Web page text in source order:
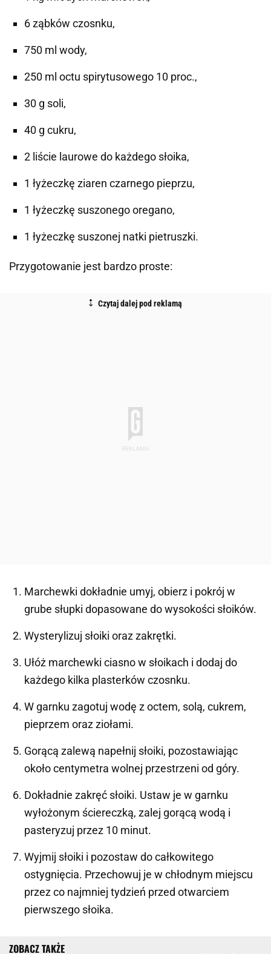
6 ząbków czosnku,
750 ml wody,
250 ml octu spirytusowego 10 proc.,
30 g soli,
40 g cukru,
2 liście laurowe do każdego słoika,
1 łyżeczkę ziaren czarnego pieprzu,
1 łyżeczkę suszonego oregano,
1 łyżeczkę suszonej natki pietruszki.
Przygotowanie jest bardzo proste:
Marchewki dokładnie umyj, obierz i pokrój w
grube słupki dopasowane do wysokości słoików.
Wysterylizuj słoiki oraz zakrętki.
Ułóż marchewki ciasno w słoikach i dodaj do
każdego kilka plasterków czosnku.
W garnku zagotuj wodę z octem, solą, cukrem,
pieprzem oraz ziołami.
Gorącą zalewą napełnij słoiki, pozostawiając
około centymetra wolnej przestrzeni od góry.
Dokładnie zakręć słoiki. Ustaw je w garnku
wyłożonym ściereczką, zalej gorącą wodą i
pasteryzuj przez 10 minut.
Wyjmij słoiki i pozostaw do całkowitego
ostygnięcia. Przechowuj je w chłodnym miejscu
przez co najmniej tydzień przed otwarciem
pierwszego słoika.